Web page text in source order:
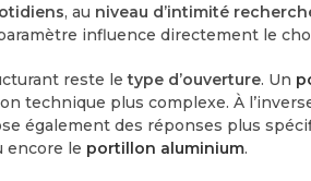
, au niveau d’intimité
influence directement le
reste letype d’ouverture. Un
technique plus complexe. À
également des réponses plus
encore le portillon aluminium.